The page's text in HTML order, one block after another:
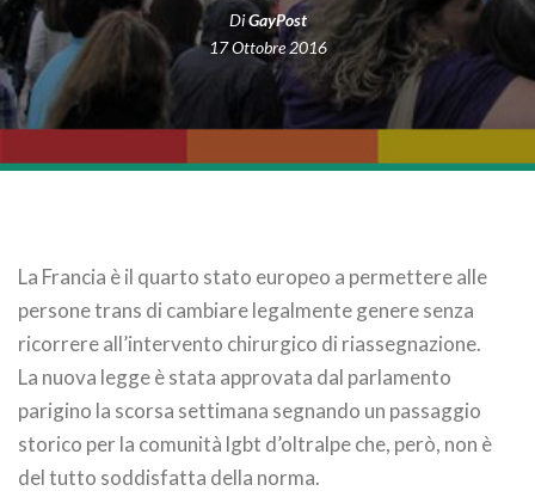
DiGayPost
17 Ottobre 2016
La Francia è il quarto stato europeo a permettere alle
persone trans di cambiare legalmente genere senza
ricorrere all’intervento chirurgico di riassegnazione.
La nuova legge è stata approvata dal parlamento
parigino la scorsa settimana segnando un passaggio
storico per la comunità lgbt d’oltralpe che, però, non è
del tutto soddisfatta della norma.